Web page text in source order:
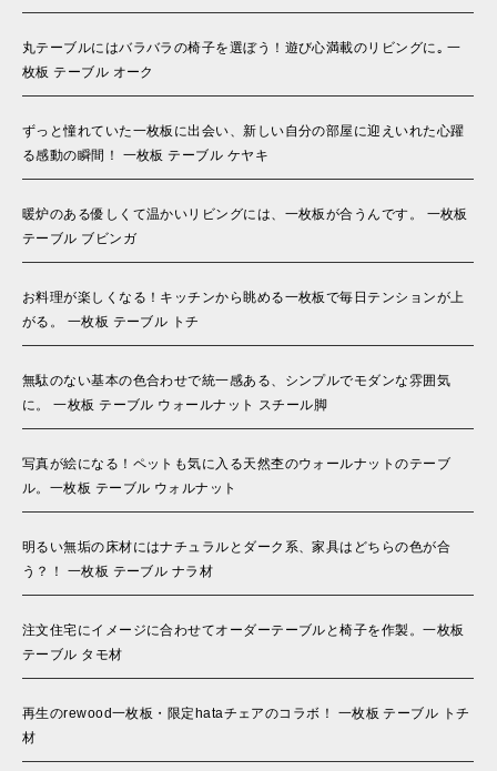
丸テーブルにはバラバラの椅子を選ぼう！遊び心満載のリビングに｡ 一
枚板 テーブル オーク
ずっと憧れていた一枚板に出会い、新しい自分の部屋に迎えいれた心躍
る感動の瞬間！ 一枚板 テーブル ケヤキ
暖炉のある優しくて温かいリビングには、一枚板が合うんです。 一枚板
テーブル ブビンガ
お料理が楽しくなる！キッチンから眺める一枚板で毎日テンションが上
がる。 一枚板 テーブル トチ
無駄のない基本の色合わせで統一感ある、シンプルでモダンな雰囲気
に。 一枚板 テーブル ウォールナット スチール脚
写真が絵になる！ペットも気に入る天然杢のウォールナットのテーブ
ル。一枚板 テーブル ウォルナット
明るい無垢の床材にはナチュラルとダーク系、家具はどちらの色が合
う？！ 一枚板 テーブル ナラ材
注文住宅にイメージに合わせてオーダーテーブルと椅子を作製。一枚板
テーブル タモ材
再生のrewood一枚板・限定hataチェアのコラボ！ 一枚板 テーブル トチ
材